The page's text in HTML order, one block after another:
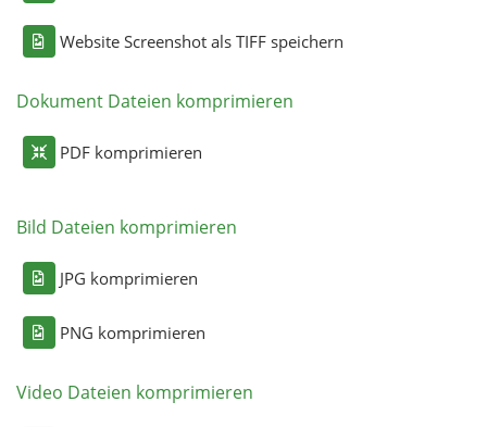
Website Screenshot als TIFF speichern
Dokument Dateien komprimieren
PDF komprimieren
Bild Dateien komprimieren
JPG komprimieren
PNG komprimieren
Video Dateien komprimieren